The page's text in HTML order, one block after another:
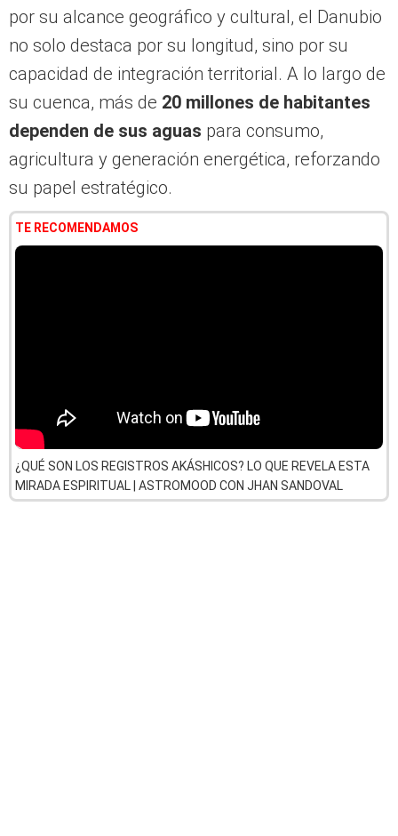
por su alcance geográfico y cultural, el Danubio
no solo destaca por su longitud, sino por su
capacidad de integración territorial. A lo largo de
su cuenca, más de 20 millones de habitantes
dependen de sus aguas para consumo,
agricultura y generación energética, reforzando
su papel estratégico.
TE RECOMENDAMOS
¿QUÉ SON LOS REGISTROS AKÁSHICOS? LO QUE REVELA ESTA
MIRADA ESPIRITUAL | ASTROMOOD CON JHAN SANDOVAL